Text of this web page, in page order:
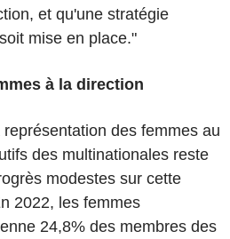
et qu'une stratégie
mise en place."
à la direction
des femmes au
des multinationales reste
modestes sur cette
2022, les femmes
24,8% des membres des